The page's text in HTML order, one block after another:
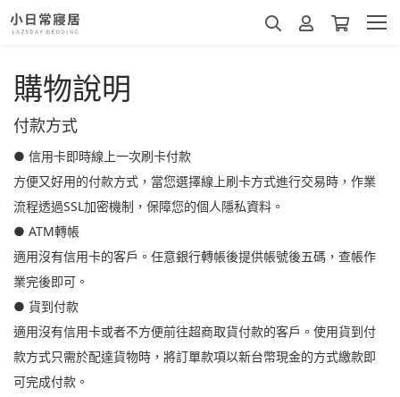
購物說明
付款方式
● 信用卡即時線上一次刷卡付款
方便又好用的付款方式，當您選擇線上刷卡方式進行交易時，作業
流程透過SSL加密機制，保障您的個人隱私資料。
● ATM轉帳
適用沒有信用卡的客戶。任意銀行轉帳後提供帳號後五碼，查帳作
業完後即可。
● 貨到付款
適用沒有信用卡或者不方便前往超商取貨付款的客戶。使用貨到付
款方式只需於配達貨物時，將訂單款項以新台幣現金的方式繳款即
可完成付款。